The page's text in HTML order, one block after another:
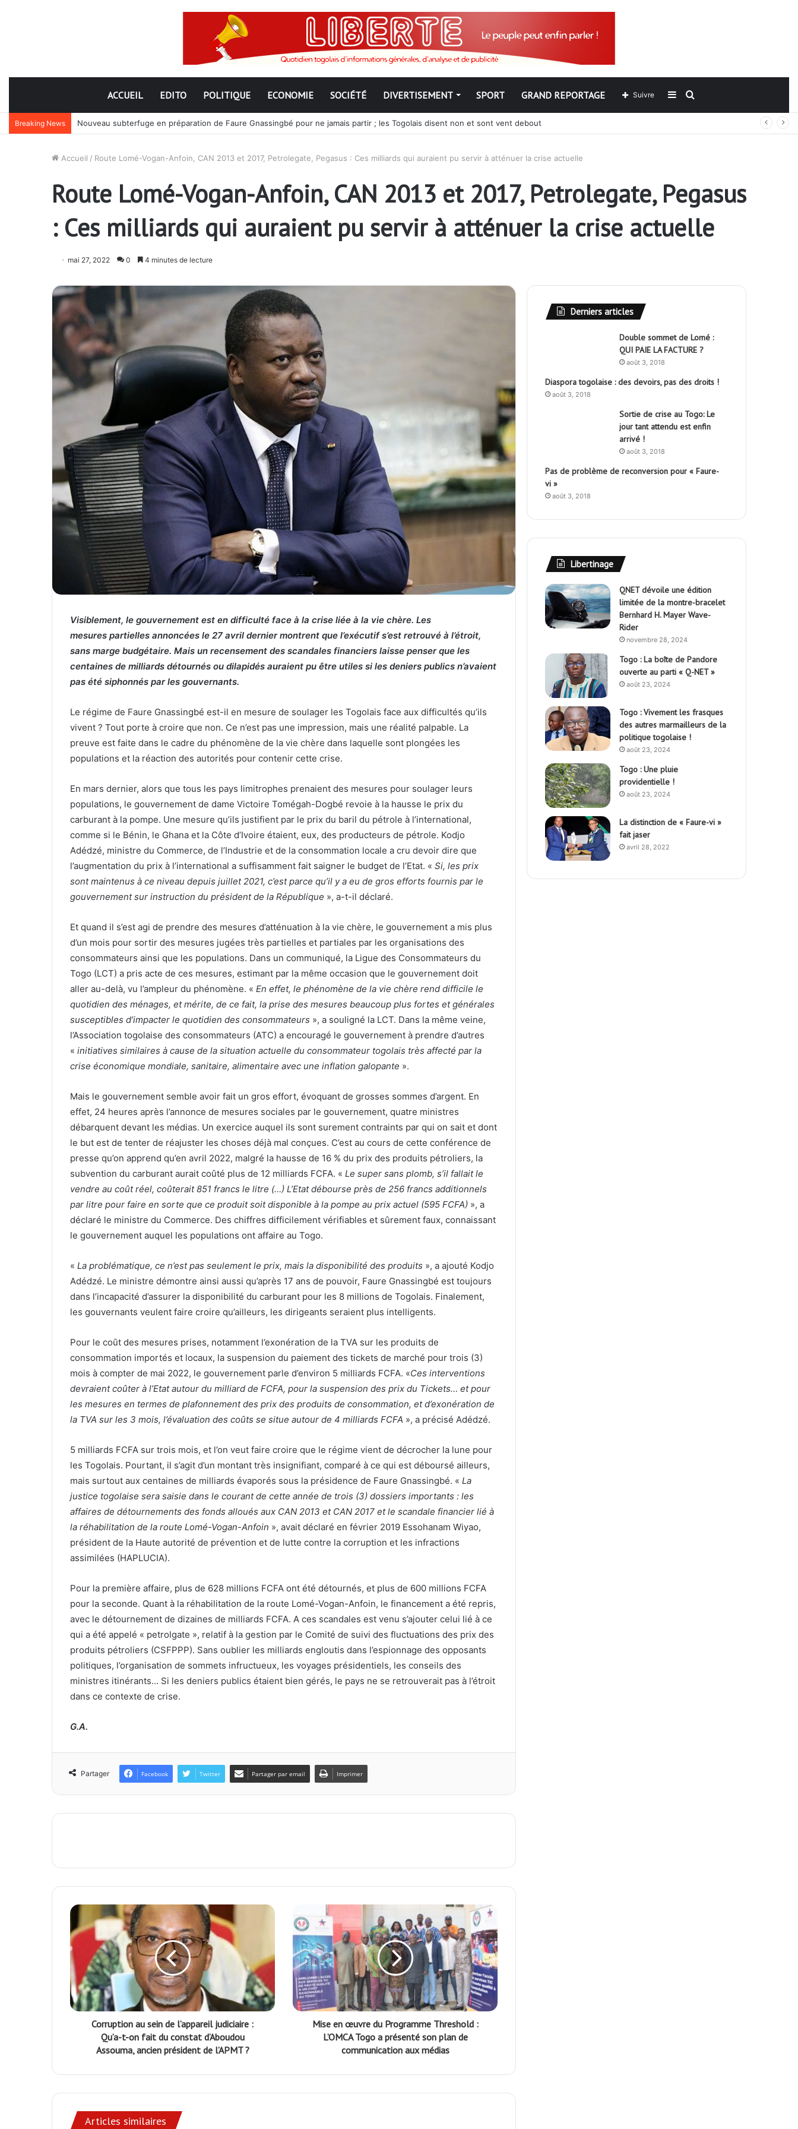
ACCUEIL EDITO POLITIQUE ECONOMIE SOCIÉTÉ DIVERTISEMENT SPORT GRAND REPORTAGE Rechercher
Sidebar
(barre
Suivre
Breaking News Nouveau subterfuge en préparation de Faure Gnassingbé pour ne jamais partir ; les Togolais disent non et sont vent debout
Accueil / Route Lomé-Vogan-Anfoin, CAN 2013 et 2017, Petrolegate, Pegasus : Ces milliards qui auraient pu servir à atténuer la crise actuelle
Route Lomé-Vogan-Anfoin, CAN 2013 et 2017, Petrolegate, Pegasus
: Ces milliards qui auraient pu servir à atténuer la crise actuelle
mai 27, 2022 0 4 minutes de lecture
Visiblement, le gouvernement est en difficulté face à la crise liée à la vie chère. Les
mesures partielles annoncées le 27 avril dernier montrent que l’exécutif s’est retrouvé à l’étroit,
sans marge budgétaire. Mais un recensement des scandales financiers laisse penser que les
centaines de milliards détournés ou dilapidés auraient pu être utiles si les deniers publics n’avaient
pas été siphonnés par les gouvernants.
Le régime de Faure Gnassingbé est-il en mesure de soulager les Togolais face aux difficultés qu’ils
vivent ? Tout porte à croire que non. Ce n’est pas une impression, mais une réalité palpable. La
preuve est faite dans le cadre du phénomène de la vie chère dans laquelle sont plongées les
populations et la réaction des autorités pour contenir cette crise.
En mars dernier, alors que tous les pays limitrophes prenaient des mesures pour soulager leurs
populations, le gouvernement de dame Victoire Tomégah-Dogbé revoie à la hausse le prix du
carburant à la pompe. Une mesure qu’ils justifient par le prix du baril du pétrole à l’international,
comme si le Bénin, le Ghana et la Côte d’Ivoire étaient, eux, des producteurs de pétrole. Kodjo
Adédzé, ministre du Commerce, de l’Industrie et de la consommation locale a cru devoir dire que
l’augmentation du prix à l’international a suffisamment fait saigner le budget de l’Etat. « Si, les prix
sont maintenus à ce niveau depuis juillet 2021, c’est parce qu’il y a eu de gros efforts fournis par le
gouvernement sur instruction du président de la République », a-t-il déclaré.
Et quand il s’est agi de prendre des mesures d’atténuation à la vie chère, le gouvernement a mis plus
d’un mois pour sortir des mesures jugées très partielles et partiales par les organisations des
consommateurs ainsi que les populations. Dans un communiqué, la Ligue des Consommateurs du
Togo (LCT) a pris acte de ces mesures, estimant par la même occasion que le gouvernement doit
aller au-delà, vu l’ampleur du phénomène. « En effet, le phénomène de la vie chère rend difficile le
quotidien des ménages, et mérite, de ce fait, la prise des mesures beaucoup plus fortes et générales
susceptibles d’impacter le quotidien des consommateurs », a souligné la LCT. Dans la même veine,
l’Association togolaise des consommateurs (ATC) a encouragé le gouvernement à prendre d’autres
« initiatives similaires à cause de la situation actuelle du consommateur togolais très affecté par la
crise économique mondiale, sanitaire, alimentaire avec une inflation galopante ».
Mais le gouvernement semble avoir fait un gros effort, évoquant de grosses sommes d’argent. En
effet, 24 heures après l’annonce de mesures sociales par le gouvernement, quatre ministres
débarquent devant les médias. Un exercice auquel ils sont surement contraints par qui on sait et dont
le but est de tenter de réajuster les choses déjà mal conçues. C’est au cours de cette conférence de
presse qu’on apprend qu’en avril 2022, malgré la hausse de 16 % du prix des produits pétroliers, la
subvention du carburant aurait coûté plus de 12 milliards FCFA. « Le super sans plomb, s’il fallait le
vendre au coût réel, coûterait 851 francs le litre (…) L’Etat débourse près de 256 francs additionnels
par litre pour faire en sorte que ce produit soit disponible à la pompe au prix actuel (595 FCFA) », a
déclaré le ministre du Commerce. Des chiffres difficilement vérifiables et sûrement faux, connaissant
le gouvernement auquel les populations ont affaire au Togo.
« La problématique, ce n’est pas seulement le prix, mais la disponibilité des produits », a ajouté Kodjo
Adédzé. Le ministre démontre ainsi aussi qu’après 17 ans de pouvoir, Faure Gnassingbé est toujours
dans l’incapacité d’assurer la disponibilité du carburant pour les 8 millions de Togolais. Finalement,
les gouvernants veulent faire croire qu’ailleurs, les dirigeants seraient plus intelligents.
Pour le coût des mesures prises, notamment l’exonération de la TVA sur les produits de
consommation importés et locaux, la suspension du paiement des tickets de marché pour trois (3)
mois à compter de mai 2022, le gouvernement parle d’environ 5 milliards FCFA. «Ces interventions
devraient coûter à l’Etat autour du milliard de FCFA, pour la suspension des prix du Tickets… et pour
les mesures en termes de plafonnement des prix des produits de consommation, et d’exonération de
la TVA sur les 3 mois, l’évaluation des coûts se situe autour de 4 milliards FCFA », a précisé Adédzé.
5 milliards FCFA sur trois mois, et l’on veut faire croire que le régime vient de décrocher la lune pour
les Togolais. Pourtant, il s’agit d’un montant très insignifiant, comparé à ce qui est déboursé ailleurs,
mais surtout aux centaines de milliards évaporés sous la présidence de Faure Gnassingbé. « La
justice togolaise sera saisie dans le courant de cette année de trois (3) dossiers importants : les
affaires de détournements des fonds alloués aux CAN 2013 et CAN 2017 et le scandale financier lié à
la réhabilitation de la route Lomé-Vogan-Anfoin », avait déclaré en février 2019 Essohanam Wiyao,
président de la Haute autorité de prévention et de lutte contre la corruption et les infractions
assimilées (HAPLUCIA).
Pour la première affaire, plus de 628 millions FCFA ont été détournés, et plus de 600 millions FCFA
pour la seconde. Quant à la réhabilitation de la route Lomé-Vogan-Anfoin, le financement a été repris,
avec le détournement de dizaines de milliards FCFA. A ces scandales est venu s’ajouter celui lié à ce
qui a été appelé « petrolgate », relatif à la gestion par le Comité de suivi des fluctuations des prix des
produits pétroliers (CSFPPP). Sans oublier les milliards engloutis dans l’espionnage des opposants
politiques, l’organisation de sommets infructueux, les voyages présidentiels, les conseils des
ministres itinérants… Si les deniers publics étaient bien gérés, le pays ne se retrouverait pas à l’étroit
dans ce contexte de crise.
G.A.
Partager Facebook Twitter Partager par email Imprimer
Corruption au sein de l’appareil judiciaire :
Qu’a-t-on fait du constat d’Aboudou
Assouma, ancien président de l’APMT ?
Mise en œuvre du Programme Threshold :
L’OMCA Togo a présenté son plan de
communication aux médias
Articles similaires
Derniers articles
Double sommet de Lomé :
QUI PAIE LA FACTURE ?
août 3, 2018
Diaspora togolaise : des devoirs, pas des droits !
août 3, 2018
Sortie de crise au Togo: Le
jour tant attendu est enfin
arrivé !
août 3, 2018
Pas de problème de reconversion pour « Faure-
vi »
août 3, 2018
Libertinage
QNET dévoile une édition
limitée de la montre-bracelet
Bernhard H. Mayer Wave-
Rider
novembre 28, 2024
Togo : La boîte de Pandore
ouverte au parti « Q-NET »
août 23, 2024
Togo : Vivement les frasques
des autres marmailleurs de la
politique togolaise !
août 23, 2024
Togo : Une pluie
providentielle !
août 23, 2024
La distinction de « Faure-vi »
fait jaser
avril 28, 2022